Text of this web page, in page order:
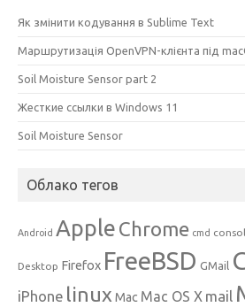
Як змінити кодування в Sublime Text
Маршрутизація OpenVPN-клієнта під
Soil Moisture Sensor part 2
Жесткие ссылки в Windows 11
Soil Moisture Sensor
Облако тегов
Android Apple Chrome cmd
Desktop Firefox FreeBSD GMail
iPhone linux Mac Mac OS X mail